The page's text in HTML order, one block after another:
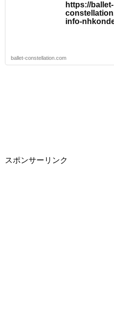
https://ballet-
info-
ballet-constellation.com
スポンサーリンク